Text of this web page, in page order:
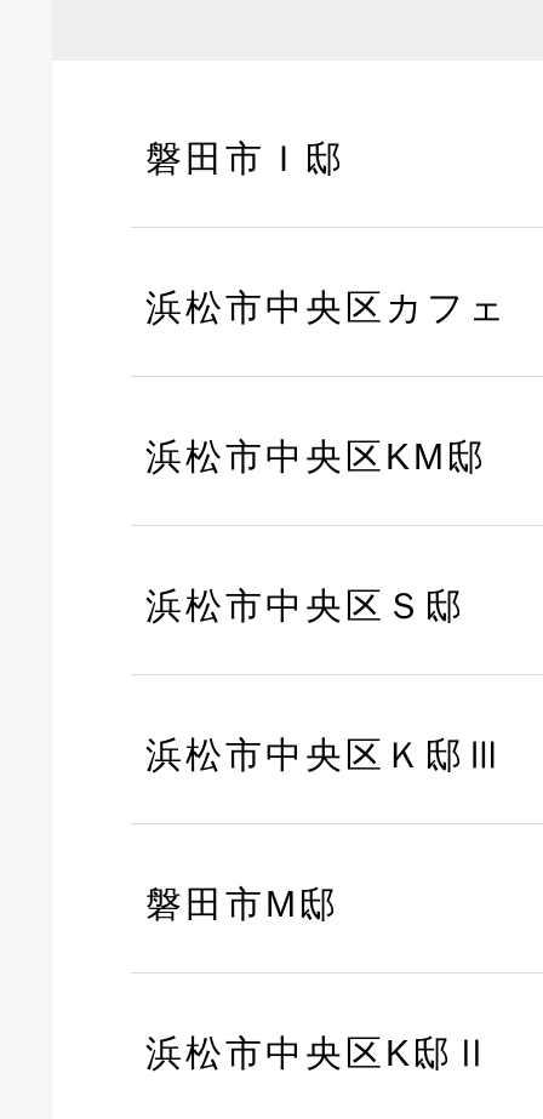
磐田市Ｉ邸
浜松市中央区カフェ
浜松市中央区KM邸
浜松市中央区Ｓ邸
浜松市中央区Ｋ邸Ⅲ
磐田市M邸
浜松市中央区K邸Ⅱ